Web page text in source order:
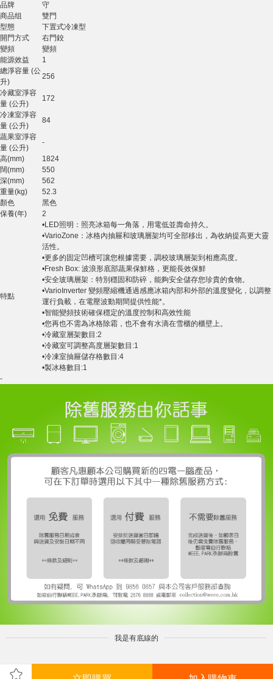
品牌
守
商品组
雙門
型態
下置式冷凍型
開門方式
右門鉸
變頻
變頻
能源效益
1
總淨容量 (公
升)
256
冷藏室淨容
量 (公升)
172
冷凍室淨容
量 (公升)
84
蔬果室淨容
量 (公升)
-
高(mm)
1824
闊(mm)
550
深(mm)
562
重量(kg)
52.3
顏色
黑色
保養(年)
2
特點
•LED照明：照亮冰箱每一角落，用電低並壽命持久。
•VarioZone：冰格內抽屜和玻璃層架均可全部移出，為收納提高更大靈
活性。
•更多的固定凹槽可讓您根據需要，調校玻璃層架到相應高度。
•Fresh Box: 波浪形底部蔬果保鮮格，更能長效保鮮
•安全玻璃層架：特別穩固和防碎，能夠安全儲存您珍貴的食物。
•VarioInverter 變頻壓縮機通過感應冰箱內部和外部的溫度變化，以調整
運行負載，在電壓波動期間提供性能*。
•智能變頻技術確保穩定的溫度控制和高效性能
•您再也不需為冰格除霜，也不會有水滴在雪櫃的櫃壁上。
•冷藏室層架數目:2
•冷藏室可調整高度層架數目:1
•冷凍室抽屜儲存格數目:4
•製冰格數目:1
-
我是有底線的